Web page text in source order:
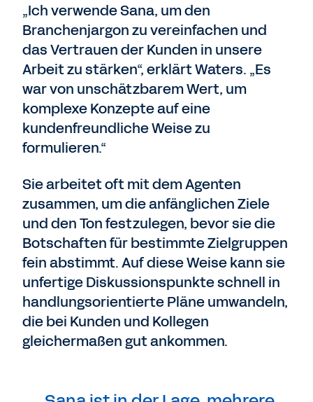
„Ich verwende Sana, um den
Branchenjargon zu vereinfachen und
das Vertrauen der Kunden in unsere
Arbeit zu stärken“, erklärt Waters. „Es
war von unschätzbarem Wert, um
komplexe Konzepte auf eine
kundenfreundliche Weise zu
formulieren.“
Sie arbeitet oft mit dem Agenten
zusammen, um die anfänglichen Ziele
und den Ton festzulegen, bevor sie die
Botschaften für bestimmte Zielgruppen
fein abstimmt. Auf diese Weise kann sie
unfertige Diskussionspunkte schnell in
handlungsorientierte Pläne umwandeln,
die bei Kunden und Kollegen
gleichermaßen gut ankommen.